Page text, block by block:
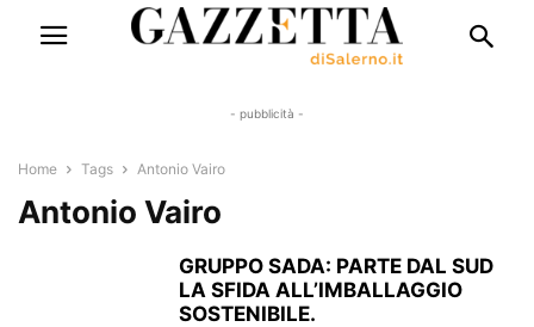
- pubblicità -
Home Tags Antonio Vairo
Antonio Vairo
GRUPPO SADA: PARTE DAL SUD
LA SFIDA ALL’IMBALLAGGIO
SOSTENIBILE.